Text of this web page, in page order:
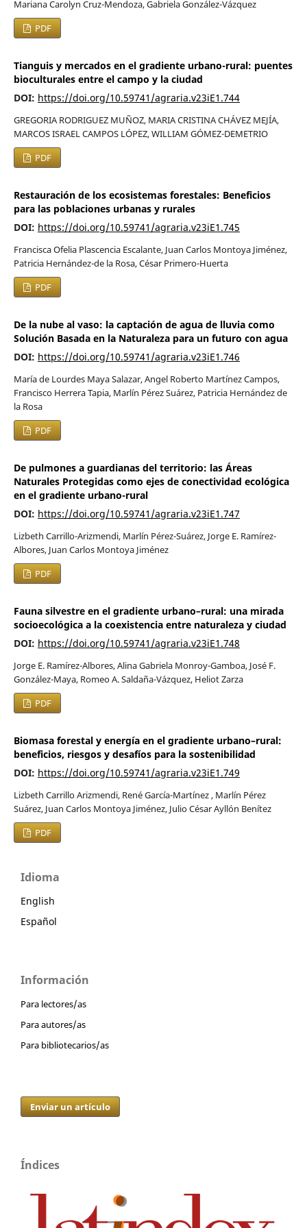
Mariana Carolyn Cruz-Mendoza, Gabriela González-Vázquez
PDF
Tianguis y mercados en el gradiente urbano-rural: puentes
bioculturales entre el campo y la ciudad
DOI: https://doi.org/10.59741/agraria.v23iE1.744
GREGORIA RODRIGUEZ MUÑOZ, MARIA CRISTINA CHÁVEZ MEJÍA,
MARCOS ISRAEL CAMPOS LÓPEZ, WILLIAM GÓMEZ-DEMETRIO
PDF
Restauración de los ecosistemas forestales: Beneficios
para las poblaciones urbanas y rurales
DOI: https://doi.org/10.59741/agraria.v23iE1.745
Francisca Ofelia Plascencia Escalante, Juan Carlos Montoya Jiménez,
Patricia Hernández-de la Rosa, César Primero-Huerta
PDF
De la nube al vaso: la captación de agua de lluvia como
Solución Basada en la Naturaleza para un futuro con agua
DOI: https://doi.org/10.59741/agraria.v23iE1.746
María de Lourdes Maya Salazar, Angel Roberto Martínez Campos,
Francisco Herrera Tapia, Marlín Pérez Suárez, Patricia Hernández de
la Rosa
PDF
De pulmones a guardianas del territorio: las Áreas
Naturales Protegidas como ejes de conectividad ecológica
en el gradiente urbano-rural
DOI: https://doi.org/10.59741/agraria.v23iE1.747
Lizbeth Carrillo-Arizmendi, Marlín Pérez-Suárez, Jorge E. Ramírez-
Albores, Juan Carlos Montoya Jiménez
PDF
Fauna silvestre en el gradiente urbano–rural: una mirada
socioecológica a la coexistencia entre naturaleza y ciudad
DOI: https://doi.org/10.59741/agraria.v23iE1.748
Jorge E. Ramírez-Albores, Alina Gabriela Monroy-Gamboa, José F.
González-Maya, Romeo A. Saldaña-Vázquez, Heliot Zarza
PDF
Biomasa forestal y energía en el gradiente urbano–rural:
beneficios, riesgos y desafíos para la sostenibilidad
DOI: https://doi.org/10.59741/agraria.v23iE1.749
Lizbeth Carrillo Arizmendi, René García-Martínez , Marlín Pérez
Suárez, Juan Carlos Montoya Jiménez, Julio César Ayllón Benítez
PDF
Idioma
English
Español
Información
Para lectores/as
Para autores/as
Para bibliotecarios/as
Enviar un artículo
Índices